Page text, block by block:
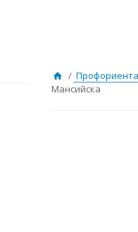
/
Мансийска